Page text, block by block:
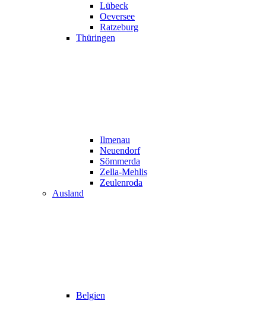
Lübeck
Oeversee
Ratzeburg
Thüringen
Ilmenau
Neuendorf
Sömmerda
Zella-Mehlis
Zeulenroda
Ausland
Belgien